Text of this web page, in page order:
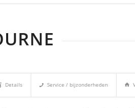
Details Service / bijzonderheden